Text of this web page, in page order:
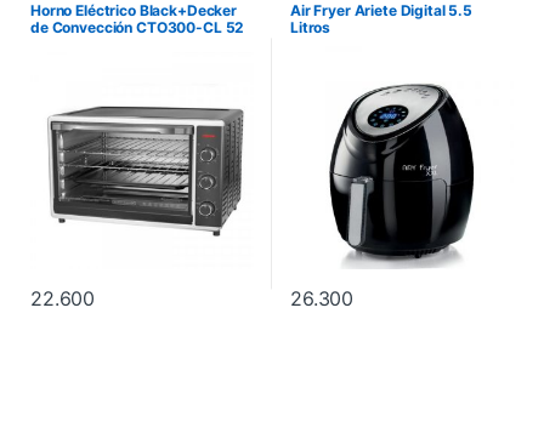
Horno Eléctrico Black+Decker
de Convección CTO300-CL 52
22.600
Air Fryer Ariete Digital 5.5
Litros
26.300